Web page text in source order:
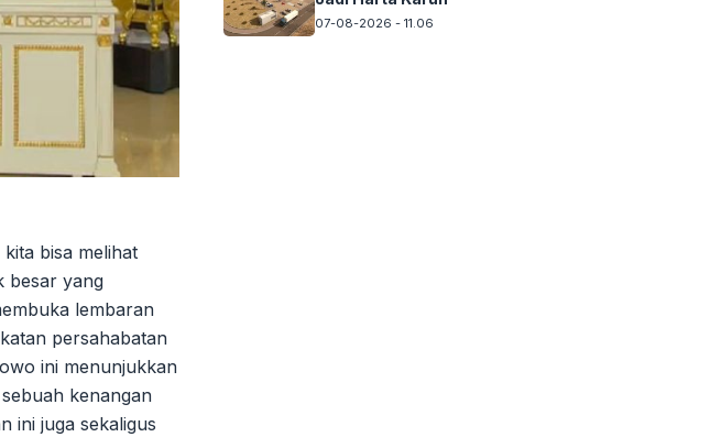
bisa melihat
besar yang
lembaran
persahabatan
ini menunjukkan
kenangan
ini juga sekaligus
07-08-2026 - 11.06